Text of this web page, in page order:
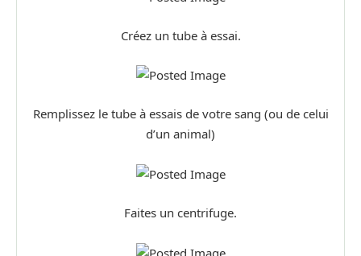
Créez un tube à essai.
Remplissez le tube à essais de votre sang (ou de celui
d’un animal)
Faites un centrifuge.